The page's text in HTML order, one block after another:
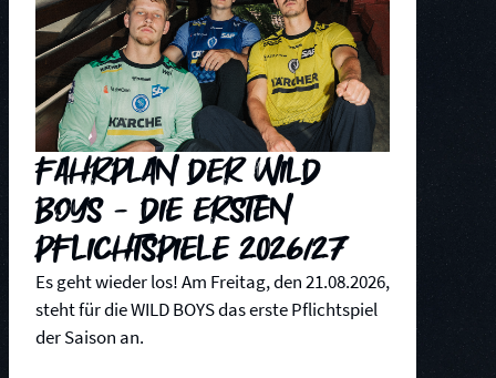
Fahrplan der WILD
BOYS - die ersten
Pflichtspiele 2026/27
Es geht wieder los! Am Freitag, den 21.08.2026,
steht für die WILD BOYS das erste Pflichtspiel
der Saison an.